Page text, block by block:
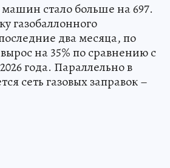
машин стало больше на 697.
газобаллонного
два месяца, по
на 35% по сравнению с
года. Параллельно в
сеть газовых заправок –